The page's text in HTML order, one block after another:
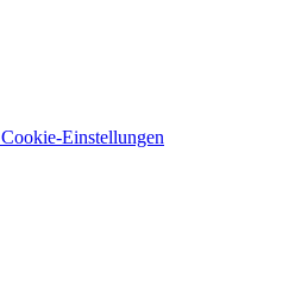
Cookie-Einstellungen